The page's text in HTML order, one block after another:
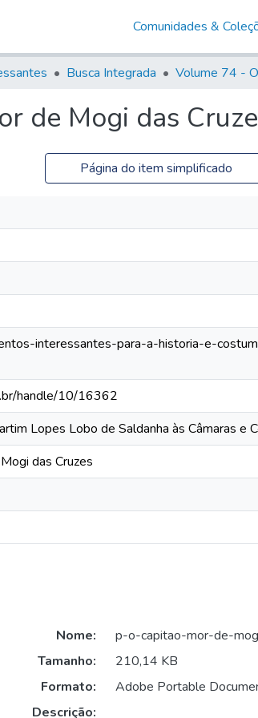
Comunidades &
Busca Integrada
de Mogi das
Página do item simplificado
interessantes-para-a-historia-e-
handle/10/16362
Lopes Lobo de Saldanha às Câmaras e
das Cruzes
Nome:
p-o-capitao-mor-de-
Tamanho:
210,14 KB
Formato:
Adobe Portable
Descrição: